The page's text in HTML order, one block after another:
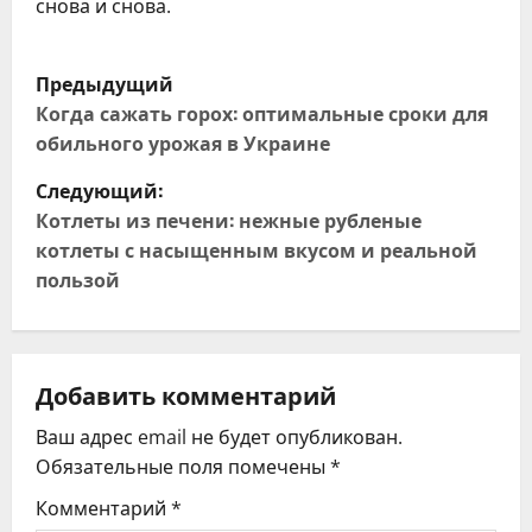
снова и снова.
Н
а
в
и
г
а
ц
и
я
Предыдущий
Когда сажать горох: оптимальные сроки для
обильного урожая в Украине
Следующий:
Котлеты из печени: нежные рубленые
котлеты с насыщенным вкусом и реальной
пользой
Добавить комментарий
Ваш адрес email не будет опубликован.
Обязательные поля помечены *
Комментарий *